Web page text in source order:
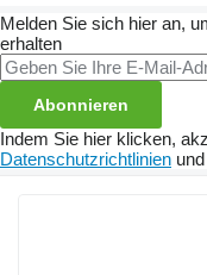
Melden Sie sich hier an,
erhalten
Abonnieren
Indem Sie hier klicken,
Datenschutzrichtlinien und